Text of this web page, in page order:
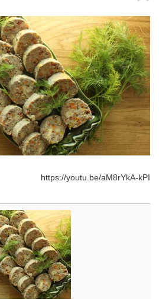
https://youtu.be/aM8rYkA-kPI